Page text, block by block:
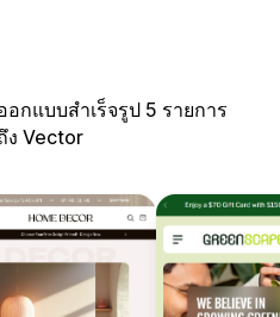
กแบบสำเร็จรูป 5 รายการ
Vector